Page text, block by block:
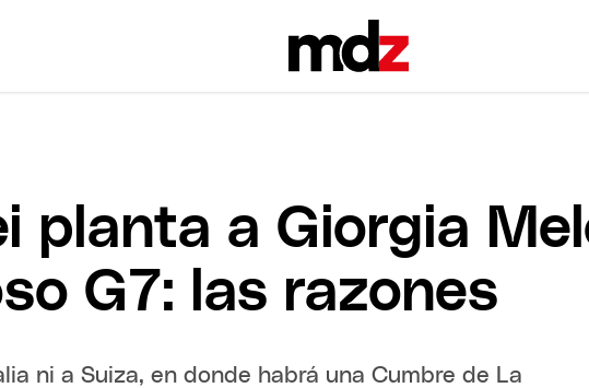
planta a Giorgia
G7: las razones
ni a Suiza, en donde habrá una Cumbre de La